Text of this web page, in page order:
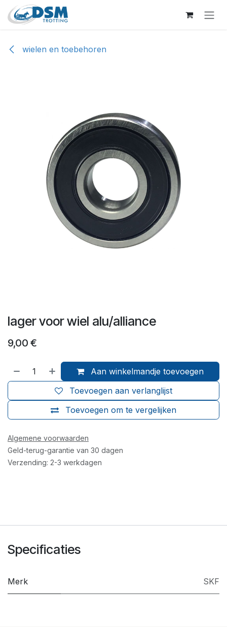
Overslaan naar inhoud
wielen en toebehoren
lager voor wiel alu/alliance
9,00 €
Aan winkelmandje toevoegen
Toevoegen om te vergelijken
Toevoegen aan verlanglijst
Algemene voorwaarden
Geld-terug-garantie van 30 dagen
Verzending: 2-3 werkdagen
Specificaties
Merk SKF